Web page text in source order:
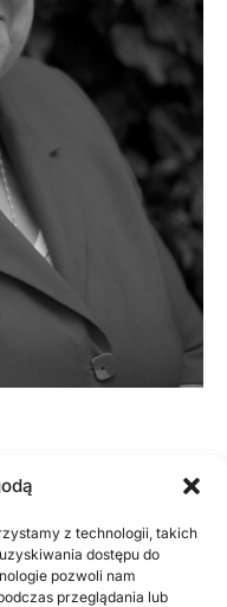
z technologii, takich
dostępu do
pozwoli nam
przeglądania lub